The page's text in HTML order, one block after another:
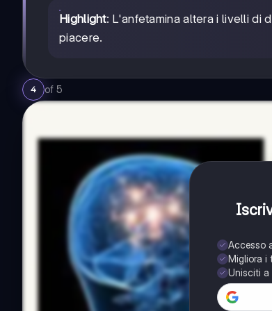
Highlight: L'anfetamina altera i livelli di
piacere.
4 of 5
Accesso
Migliora i
Unisciti a